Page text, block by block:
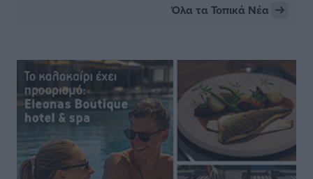
Όλα τα Τοπικά Νέα